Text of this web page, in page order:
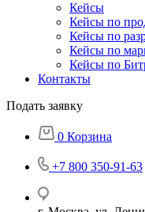
Кейсы
Кейсы по
Кейсы по
Кейсы по
Кейсы по
Контакты
Подать заявку
0 Корзина
+7 800 350-91-63